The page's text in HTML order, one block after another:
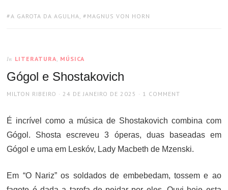
TAGS:
A GAROTA DA AGULHA , MAGNUS VON HORN
In LITERATURA MÚSICA
Gógol e Shostakovich
AUTHOR
MILTON RIBEIRO
POSTED
24 DE JANEIRO DE 2025 1 COMMENT
É incrível como a música de Shostakovich combina com
Gógol. Shosta escreveu 3 óperas, duas baseadas em
Gógol e uma em Leskóv, Lady Macbeth de Mzenski.
Em “O Nariz” os soldados de embebedam, tossem e ao